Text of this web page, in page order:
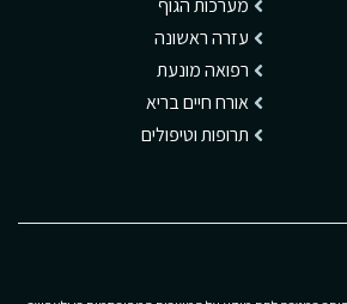
מערכות הגוף
עזרה ראשונה
רפואה מונעת
אורח חיים בריא
תרופות וטיפולים